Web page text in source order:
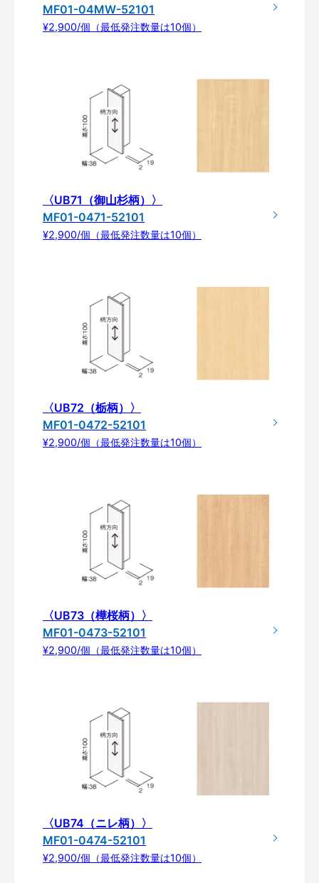
MF01-04MW-52101
¥2,900/個（最低発注数量は10個）
〈UB71（御山杉柄）〉
MF01-0471-52101
¥2,900/個（最低発注数量は10個）
〈UB72（栃柄）〉
MF01-0472-52101
¥2,900/個（最低発注数量は10個）
〈UB73（樺桜柄）〉
MF01-0473-52101
¥2,900/個（最低発注数量は10個）
〈UB74（ニレ柄）〉
MF01-0474-52101
¥2,900/個（最低発注数量は10個）